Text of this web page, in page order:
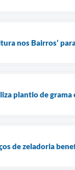
nos Bairros’
plantio de
de zeladoria